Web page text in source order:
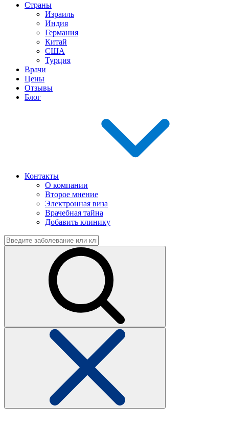
Страны
Израиль
Индия
Германия
Китай
США
Турция
Врачи
Цены
Отзывы
Блог
Контакты
О компании
Второе мнение
Электронная виза
Врачебная тайна
Добавить клинику